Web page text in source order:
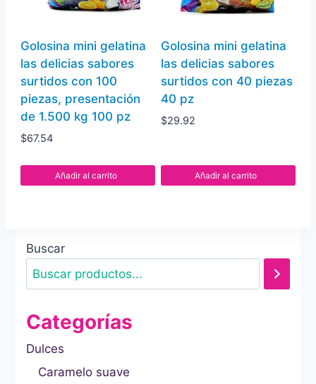
Golosina mini gelatina
las delicias sabores
surtidos con 100
piezas, presentación
de 1.500 kg 100 pz
$67.54
Añadir al carrito
Golosina mini gelatina
las delicias sabores
surtidos con 40 piezas
40 pz
$29.92
Añadir al carrito
Buscar
Categorías
Dulces
Caramelo suave